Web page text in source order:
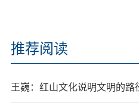
推荐阅读
王巍：红山文化说明文明的路